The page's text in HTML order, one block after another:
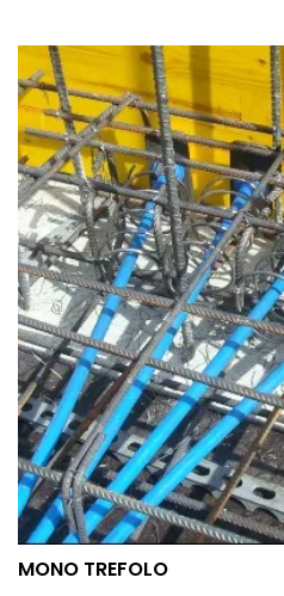
MONO TREFOLO
MONO TREFOLO